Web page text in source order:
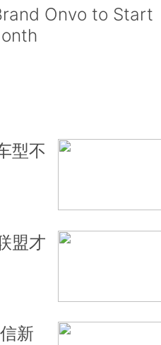
Onvo to Start
型不
盟才
新